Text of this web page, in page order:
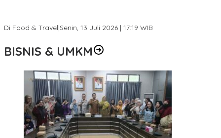
Di Food & Travel|Senin, 13 Juli 2026 | 17:19 WIB
BISNIS & UMKM